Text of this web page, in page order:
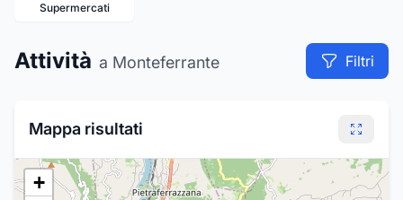
Supermercati
Attività a Monteferrante Filtri
Mappa risultati
+